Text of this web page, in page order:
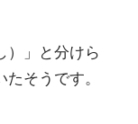
）」と分けら
そうです。